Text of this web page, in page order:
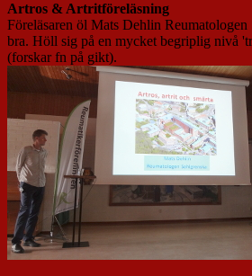
Artros & Artritföreläsning
Föreläsaren öl Mats Dehlin
bra. Höll sig på en mycket begriplig nivå
(forskar fn på gikt).